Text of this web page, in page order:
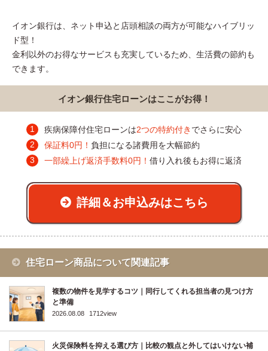
イオン銀行は、ネット申込と店頭相談の両方が可能なハイブリッ
ド型！
金利以外のお得なサービスも充実しているため、生活費の節約も
できます。
イオン銀行住宅ローンはここがお得！
疾病保障付住宅ローンは2つの特約付き でさらに安心
保証料0円！ 負担になる諸費用を大幅節約
一部繰上げ返済手数料0円！ 借り入れ後もお得に返済
詳細＆お申込みはこちら
住宅ローン商品について関連記事
複数の物件を見学するコツ｜同行してくれる担当者の見つけ方
と準備
2026.08.08 1712view
火災保険料を抑える選び方｜比較の観点と外してはいけない補